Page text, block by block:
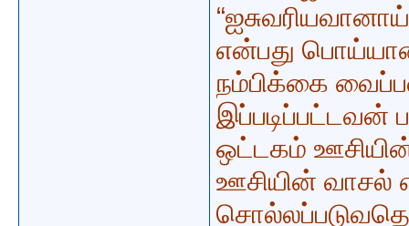
என்பது
நம்பிக்கை
இப்படிப்பட்டவன்
ஒட்டகம்
ஊசியின் வாசல்